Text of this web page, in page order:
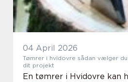
04 April 2026
Tømrer i hvidovre sådan vælger du den rette fagmand til
dit projekt
En tømrer i Hvidovre kan